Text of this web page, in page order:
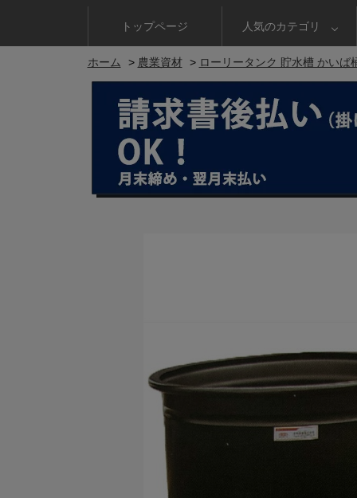
トップページ 人気のカテゴリ
ホーム > 農業資材 > ローリータンク 貯水槽 かいば